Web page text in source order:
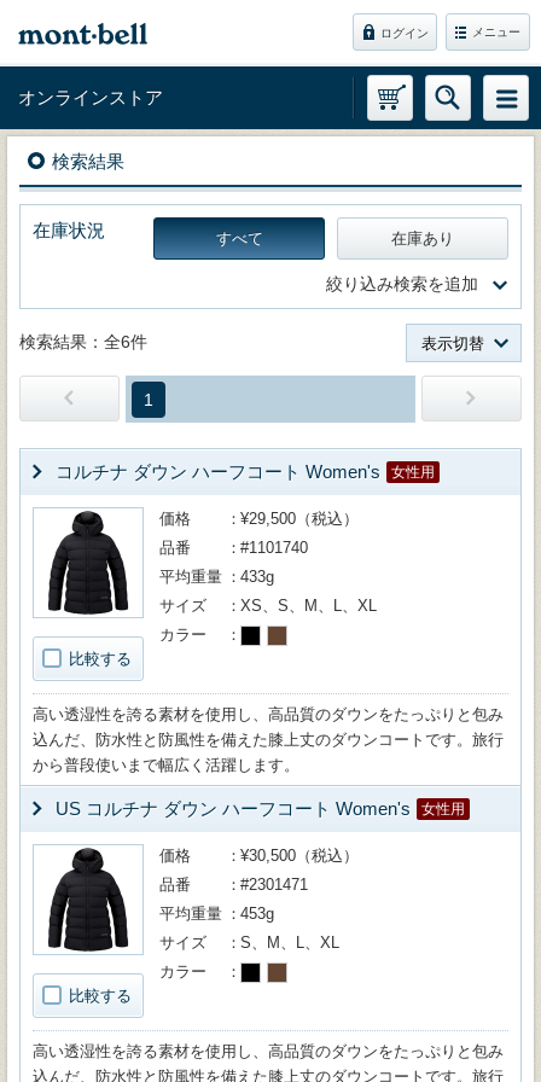
ログイン メニュー
オンラインストア
検索結果
在庫状況 すべて 在庫あり
絞り込み検索を追加
検索結果：全6件 表示切替
1
コルチナ ダウン ハーフコート Women's 女性用
比較する
価格
¥29,500（税込）
品番
#1101740
平均重量
433g
サイズ
XS、S、M、L、XL
カラー
高い透湿性を誇る素材を使用し、高品質のダウンをたっぷりと包み
込んだ、防水性と防風性を備えた膝上丈のダウンコートです。旅行
から普段使いまで幅広く活躍します。
US コルチナ ダウン ハーフコート Women's 女性用
比較する
価格
¥30,500（税込）
品番
#2301471
平均重量
453g
サイズ
S、M、L、XL
カラー
高い透湿性を誇る素材を使用し、高品質のダウンをたっぷりと包み
込んだ、防水性と防風性を備えた膝上丈のダウンコートです。旅行